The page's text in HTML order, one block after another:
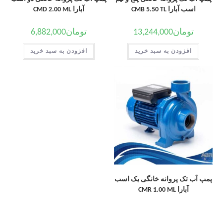
اسب آبارا CMB 5.50 TL
تومان13,244,000
افزودن به سبد خرید
آبارا CMD 2.00 ML
تومان6,882,000
افزودن به سبد خرید
پمپ آب تک پروانه خانگی یک اسب
آبارا CMR 1.00 ML